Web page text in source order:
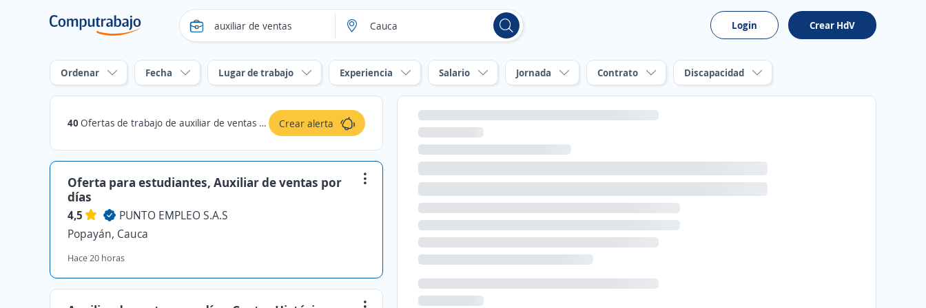
Login Crear HdV
Ordenar Fecha Lugar de trabajo Experiencia Salario Jornada Contrato Discapacidad
40 Ofertas de trabajo de auxiliar de ventas en Cauca Crear alerta
Oferta para estudiantes, Auxiliar de ventas por
días
4,5
PUNTO EMPLEO S.A.S
Popayán, Cauca
Hace 20 horas